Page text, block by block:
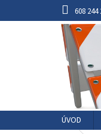
608 244
ÚVOD